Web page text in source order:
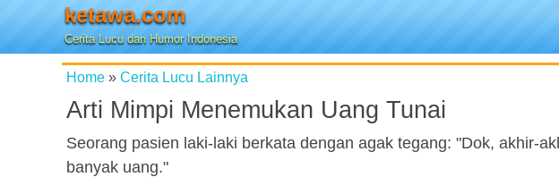
ketawa.com
Cerita Lucu dan Humor Indonesia
Home » Cerita Lucu Lainnya
Arti Mimpi Menemukan Uang Tunai
Seorang pasien laki-laki berkata dengan agak tegang: "Dok, akhir-
banyak uang."